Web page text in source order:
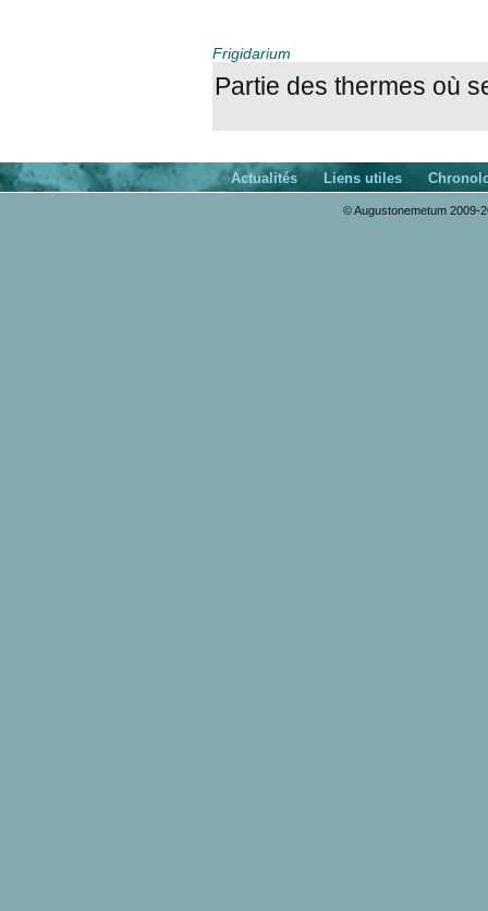
Frigidarium
Partie des thermes où
Actualités Liens utiles
© Augustonemetum 2009-